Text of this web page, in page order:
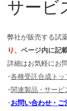
サービ
弊社が販売する試
り、 ページ内に記
詳細はお気軽にお
･各種受託合成トッ
･関連製品 ･ サービ
･お問い合わせ ･